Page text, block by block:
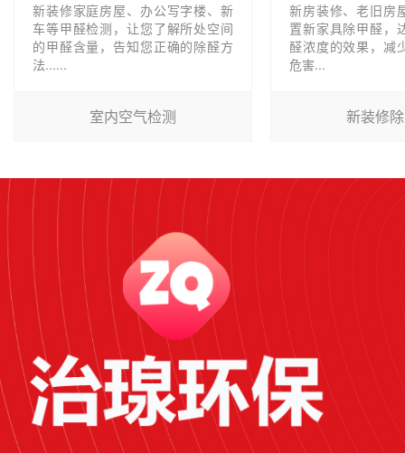
新装修家庭房屋、办公写字楼、新
车等甲醛检测，让您了解所处空间
的甲醛含量，告知您正确的除醛方
法......
室内空气检测
新房装修、老旧房
置新家具除甲醛，
醛浓度的效果，减
危害...
新装修